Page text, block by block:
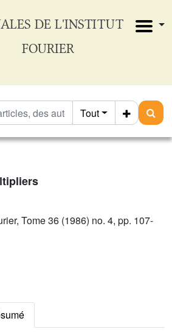
DE L'INSTITUT
FOURIER
Tout
Tome 36 (1986) no. 4, pp. 107-